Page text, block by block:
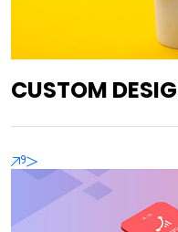
CUSTOM
'>